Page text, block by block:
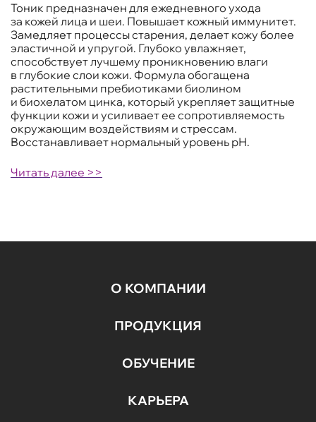
Тоник предназначен для ежедневного ухода
за кожей лица и шеи. Повышает кожный иммунитет.
Замедляет процессы старения, делает кожу более
эластичной и упругой. Глубоко увлажняет,
способствует лучшему проникновению влаги
в глубокие слои кожи. Формула обогащена
растительными пребиотиками биолином
и биохелатом цинка, который укрепляет защитные
функции кожи и усиливает ее сопротивляемость
окружающим воздействиям и стрессам.
Восстанавливает нормальный уровень рН.
Читать далее >>
О КОМПАНИИ
ПРОДУКЦИЯ
ОБУЧЕНИЕ
КАРЬЕРА